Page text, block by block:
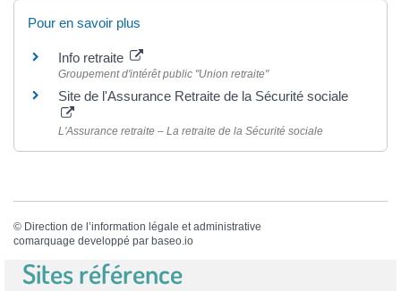
Pour en savoir plus
Info retraite
Groupement d'intérêt public "Union retraite"
Site de l'Assurance Retraite de la Sécurité sociale
L'Assurance retraite – La retraite de la Sécurité sociale
© Direction de l’information légale et administrative
comarquage developpé par baseo.io
Sites référence